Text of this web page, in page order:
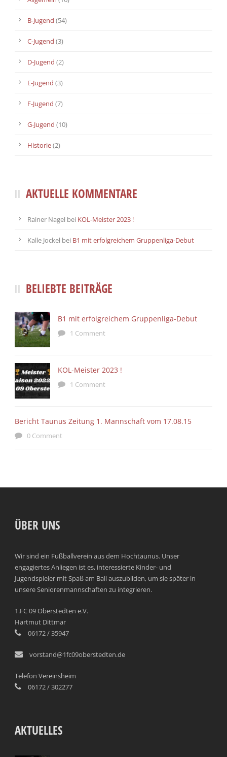
B-Jugend (54)
C-Jugend (3)
D-Jugend (2)
E-Jugend (3)
F-Jugend (7)
G-Jugend (10)
Historie(2)
AKTUELLE KOMMENTARE
Rainer Nagel bei KOL-Meister 2023 !
Kalle Jockel bei B1 mit erfolgreichem Gruppenliga-Debut
BELIEBTE BEITRÄGE
B1 mit erfolgreichem Gruppenliga-Debut
1 Comment
KOL-Meister 2023 !
1 Comment
Bericht Taunus Zeitung 1. Mannschaft vom 17.08.15
0 Comment
ÜBER UNS
Wir sind ein Fußballverein aus dem Hochtaunus. Unser
engagiertes Anliegen ist es, interessierte Kinder- und
Jugendspieler mit Spaß am Ball auszubilden, um sie später in
unsere Seniorenmannschaften zu integrieren.
1.FC 09 Oberstedten e.V.
Hartmut Dittmar
06172 / 35947
vorstand@1fc09oberstedten.de
Telefon Vereinsheim
06172 / 302277
AKTUELLES